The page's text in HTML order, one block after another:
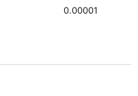
0.00001